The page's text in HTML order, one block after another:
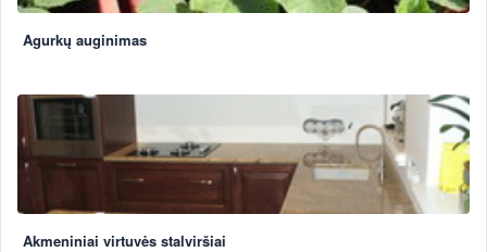
Agurkų auginimas
Akmeniniai virtuvės stalviršiai